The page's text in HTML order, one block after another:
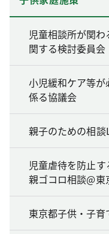
児童相談所が関
関する検討委員会
小児緩和ケア等
係る協議会
親子のための相談
児童虐待を防止
親ゴコロ相談@東
東京都子供・子育